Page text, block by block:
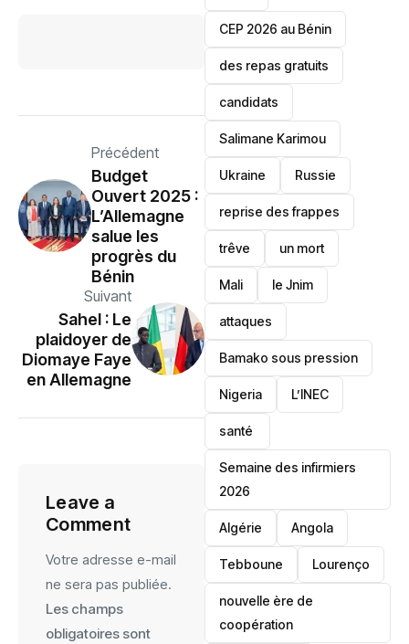
Précédent
Budget
Ouvert 2025 :
L’Allemagne
salue les
progrès du
Bénin
Suivant
Sahel : Le
plaidoyer de
Diomaye Faye
en Allemagne
Leave a
Comment
Votre adresse e-mail
ne sera pas publiée.
Les champs
obligatoires sont
‎CEP 2026 au Bénin
des repas gratuits
candidats
Salimane Karimou
Ukraine Russie
reprise des frappes
trêve un mort
Mali le Jnim
attaques
Bamako sous pression
‎Nigeria L’INEC
santé ‎
Semaine des infirmiers
2026
‎Algérie Angola
Tebboune Lourenço
nouvelle ère de
coopération